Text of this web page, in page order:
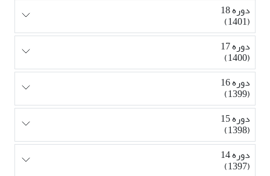
دوره 18
(1401)
دوره 17
(1400)
دوره 16
(1399)
دوره 15
(1398)
دوره 14
(1397)